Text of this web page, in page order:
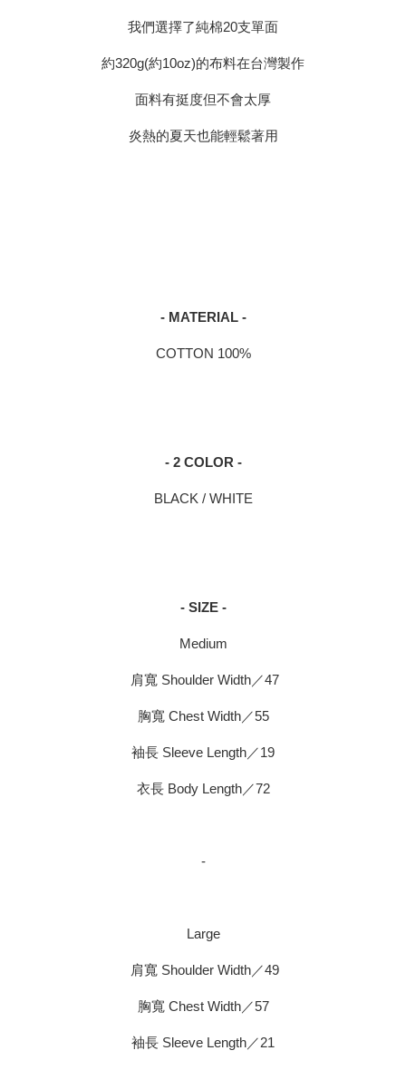
我們選擇了純棉20支單面
約320g(約10oz)的布料在台灣製作
面料有挺度但不會太厚
炎熱的夏天也能輕鬆著用
- MATERIAL -
COTTON 100%
- 2 COLOR -
BLACK / WHITE
- SIZE -
Medium
肩寬 Shoulder Width／47
胸寬 Chest Width／55
袖長 Sleeve Length／19
衣長 Body Length／72
-
Large
肩寬 Shoulder Width／49
胸寬 Chest Width／57
袖長 Sleeve Length／21